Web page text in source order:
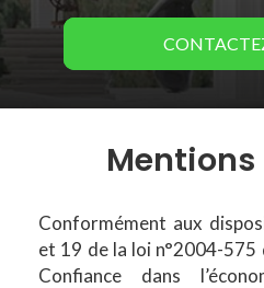
Mentions
Conformément aux
et 19 de la loi n°2004-
Confiance dans